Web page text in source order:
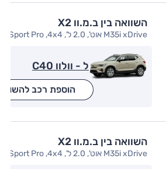
השוואה בין ב.מ.וו X2
M35i xDrive אוט', 2.0 ל', M-Sport Pro ,4x4
ל - וולוו C40
הוספת רכב להשוואה
השוואה בין ב.מ.וו X2
M35i xDrive אוט', 2.0 ל', M-Sport Pro ,4x4